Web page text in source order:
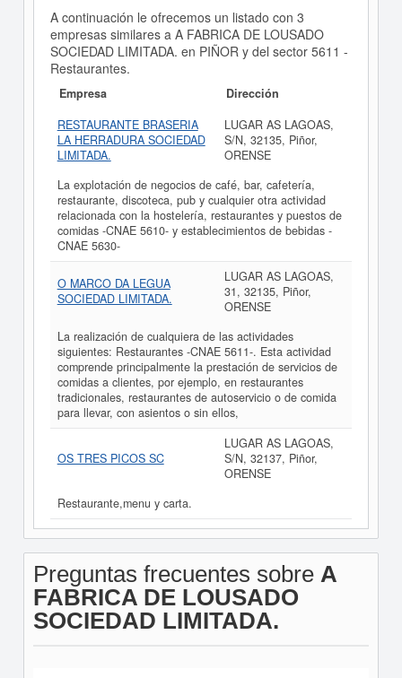
A continuación le ofrecemos un listado con 3
empresas similares a A FABRICA DE LOUSADO
SOCIEDAD LIMITADA. en PIÑOR y del sector 5611 -
Restaurantes.
Empresa
Dirección
RESTAURANTE BRASERIA
LA HERRADURA SOCIEDAD
LIMITADA.
LUGAR AS LAGOAS,
S/N, 32135, Piñor,
ORENSE
La explotación de negocios de café, bar, cafetería,
restaurante, discoteca, pub y cualquier otra actividad
relacionada con la hostelería, restaurantes y puestos de
comidas -CNAE 5610- y establecimientos de bebidas -
CNAE 5630-
O MARCO DA LEGUA
SOCIEDAD LIMITADA.
LUGAR AS LAGOAS,
31, 32135, Piñor,
ORENSE
La realización de cualquiera de las actividades
siguientes: Restaurantes -CNAE 5611-. Esta actividad
comprende principalmente la prestación de servicios de
comidas a clientes, por ejemplo, en restaurantes
tradicionales, restaurantes de autoservicio o de comida
para llevar, con asientos o sin ellos,
OS TRES PICOS SC
LUGAR AS LAGOAS,
S/N, 32137, Piñor,
ORENSE
Restaurante,menu y carta.
Preguntas frecuentes sobre A
FABRICA DE LOUSADO
SOCIEDAD LIMITADA.